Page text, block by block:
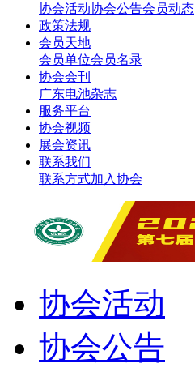
协会活动协会公告会员动态
政策法规
会员天地
会员单位会员名录
协会会刊
广东电池杂志
服务平台
协会视频
展会资讯
联系我们
联系方式加入协会
协会活动
协会公告